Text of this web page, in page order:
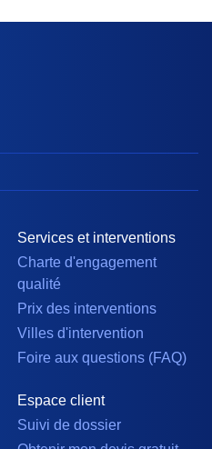
Services et interventions
Charte d'engagement
qualité
Prix des interventions
Villes d'intervention
Foire aux questions (FAQ)
Espace client
Suivi de dossier